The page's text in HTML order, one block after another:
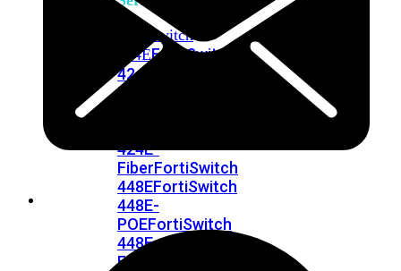
FortiSwitch
424EFortiSwitch
424E-
POE
424E-
FiberFortiSwitch
448EFortiSwitch
448E-
POEFortiSwitch
448E-
FPOE